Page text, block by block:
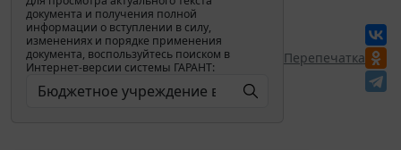
документа и получения полной
информации о вступлении в силу,
изменениях и порядке применения
документа, воспользуйтесь поиском в
Интернет-версии системы ГАРАНТ:
Перепечатка